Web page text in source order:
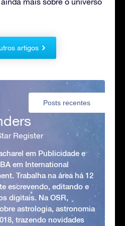
artigos
Posts recentes
Register
em Publicidade e
em International
Trabalha na área há 12
escrevendo, editando e
digitais. Na OSR,
astrologia, astronomia
trazendo novidades